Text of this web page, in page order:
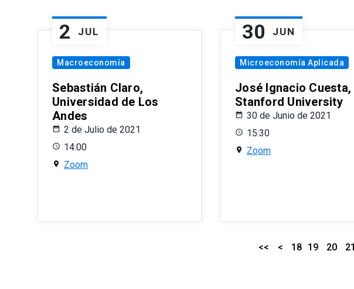
2 JUL
Macroeconomía
Sebastián Claro,
Universidad de Los
Andes
2 de Julio de 2021
14:00
Zoom
30 JUN
Microeconomía Aplicada
José Ignacio Cuesta,
Stanford University
30 de Junio de 2021
15:30
Zoom
<< < 18 19 20 21